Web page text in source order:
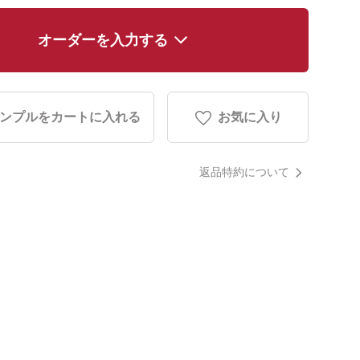
オーダーを入力する
プルをカートに入れる お気に入り
返品特約について